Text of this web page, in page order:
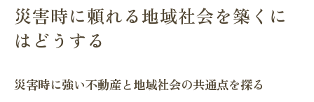
災害時に頼れる地域社会を築くに
はどうする
災害時に強い不動産と地域社会の共通点を探る